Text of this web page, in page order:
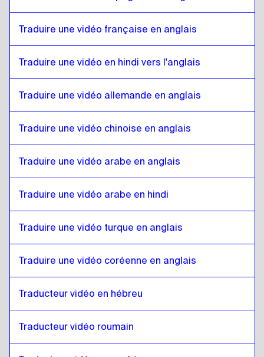
GalloisàAnglais britannique
Anglais britanniqueàGallois
GalloisàBirman
BirmanàGallois
Espagnol chilienà Gallois
Gallois
Chinois
GalloisàEspagnol colombien
Espagnol colombienàGallois
Galloisà Polonais
PolonaisàGallois
Traduire une vidéo française en anglais
Traduire une vidéo en hindi vers l'anglais
Traduire une vidéo allemande en anglais
Traduire une vidéo chinoise en anglais
Traduire une vidéo arabe en anglais
Traduire une vidéo arabe en hindi
Traduire une vidéo turque en anglais
Traduire une vidéo coréenne en anglais
Traducteur vidéo en hébreu
Traducteur vidéo roumain